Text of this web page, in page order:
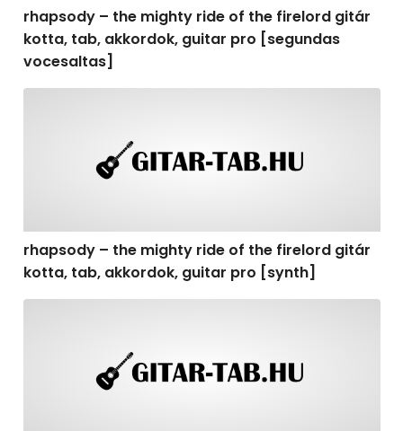
rhapsody – the mighty ride of the firelord gitár
kotta, tab, akkordok, guitar pro [segundas
vocesaltas]
rhapsody – the mighty ride of the firelord gitár
kotta, tab, akkordok, guitar pro [synth]